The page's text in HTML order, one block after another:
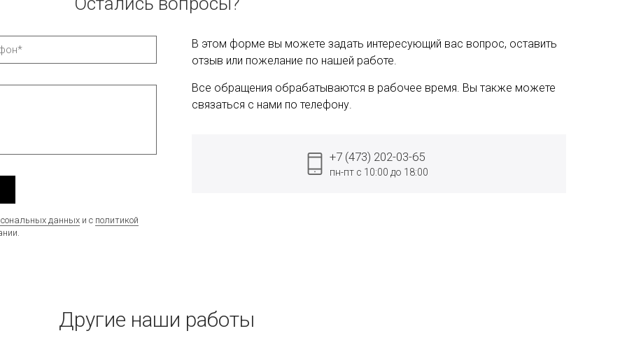
В этом форме вы можете задать интересующий вас вопрос, оставить
отзыв или пожелание по нашей работе.
Все обращения обрабатываются в рабочее время. Вы также можете
связаться с нами по телефону.
+7 (473) 202-03-65
пн-пт с 10:00 до 18:00
данных и с политикой
Другие наши работы